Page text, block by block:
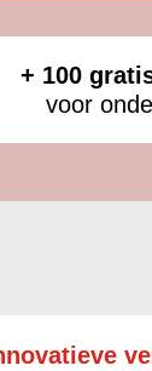
+ 100
voor